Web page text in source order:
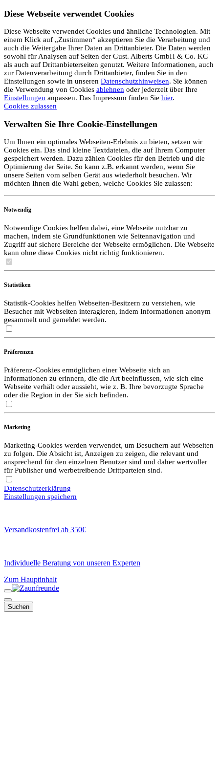
Diese Webseite verwendet Cookies
Diese Webseite verwendet Cookies und ähnliche Technologien. Mit
einem Klick auf „Zustimmen“ akzeptieren Sie die Verarbeitung und
auch die Weitergabe Ihrer Daten an Drittanbieter. Die Daten werden
sowohl für Analysen auf Seiten der Gust. Alberts GmbH & Co. KG
als auch auf Drittanbieterseiten genutzt. Weitere Informationen, auch
zur Datenverarbeitung durch Drittanbieter, finden Sie in den
Einstellungen sowie in unseren Datenschutzhinweisen. Sie können
die Verwendung von Cookies ablehnen oder jederzeit über Ihre
Einstellungen anpassen. Das Impressum finden Sie hier.
Cookies zulassen
Verwalten Sie Ihre Cookie-Einstellungen
Um Ihnen ein optimales Webseiten-Erlebnis zu bieten, setzen wir
Cookies ein. Das sind kleine Textdateien, die auf Ihrem Computer
gespeichert werden. Dazu zählen Cookies für den Betrieb und die
Optimierung der Seite. So kann z.B. erkannt werden, wenn Sie
unsere Seiten vom selben Gerät aus wiederholt besuchen. Wir
möchten Ihnen die Wahl geben, welche Cookies Sie zulassen:
Notwendig
Notwendige Cookies helfen dabei, eine Webseite nutzbar zu
machen, indem sie Grundfunktionen wie Seitennavigation und
Zugriff auf sichere Bereiche der Webseite ermöglichen. Die Webseite
kann ohne diese Cookies nicht richtig funktionieren.
Statistiken
Statistik-Cookies helfen Webseiten-Besitzern zu verstehen, wie
Besucher mit Webseiten interagieren, indem Informationen anonym
gesammelt und gemeldet werden.
Präferenzen
Präferenz-Cookies ermöglichen einer Webseite sich an
Informationen zu erinnern, die die Art beeinflussen, wie sich eine
Webseite verhält oder aussieht, wie z. B. Ihre bevorzugte Sprache
oder die Region in der Sie sich befinden.
Marketing
Marketing-Cookies werden verwendet, um Besuchern auf Webseiten
zu folgen. Die Absicht ist, Anzeigen zu zeigen, die relevant und
ansprechend für den einzelnen Benutzer sind und daher wertvoller
für Publisher und werbetreibende Drittparteien sind.
Datenschutzerklärung
Einstellungen speichern
Versandkostenfrei ab 350€
Individuelle Beratung von unseren Experten
Zum Hauptinhalt
Suchen